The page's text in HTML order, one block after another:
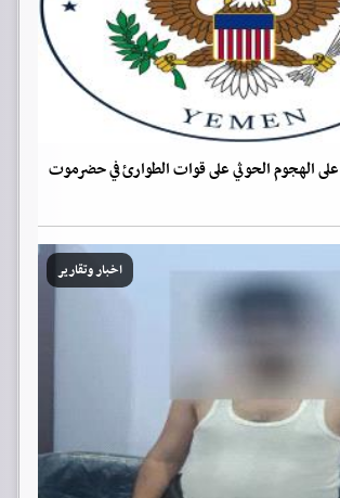
الهجوم الحوثي على قوات الطوارئ في حضرموت
اخبار وتقارير